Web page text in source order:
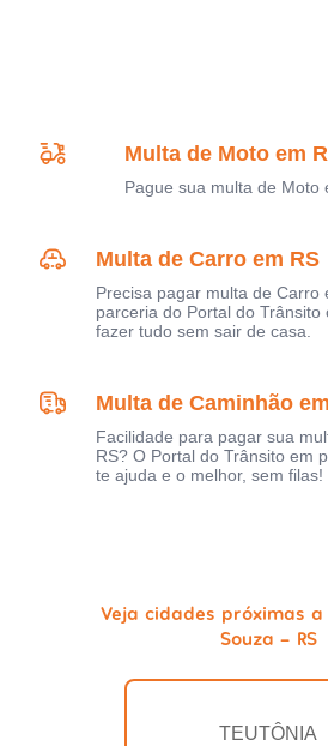
Multa de Moto em
Pague sua multa de Moto
Multa de Carro em RS
Precisa pagar multa de Carro
parceria do Portal do
fazer tudo sem sair de casa.
Multa de Caminhão
Facilidade para pagar sua
RS? O Portal do Trânsito em
te ajuda e o melhor, sem filas!
Veja cidades próximas a
Souza - RS
TEUTÔNIA